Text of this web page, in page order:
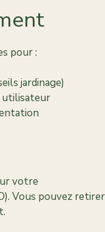
pour :
jardinage)
utilisateur
votre
Vous pouvez retirer